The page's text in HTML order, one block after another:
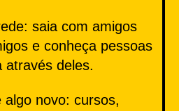
saia com amigos
e conheça pessoas
através deles.
algo novo: cursos,